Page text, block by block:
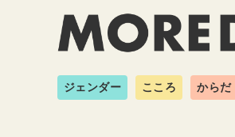
ジェンダー こころ からだ